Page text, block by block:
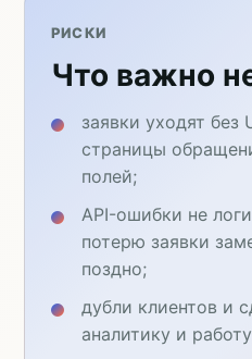
РИСКИ
Что важно
заявки уходят без
страницы
полей;
API-ошибки не
потерю заявки
поздно;
дубли клиентов и
аналитику и